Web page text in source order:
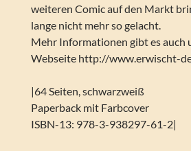
weiteren Comic auf den Markt
lange nicht mehr so gelacht.
Mehr Informationen gibt es auch
Webseite http://www.erwischt-
|64 Seiten, schwarzweiß
Paperback mit Farbcover
ISBN-13: 978-3-938297-61-2|